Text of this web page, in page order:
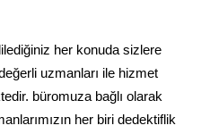
her konuda sizlere
uzmanları ile hizmet
büromuza bağlı olarak
her biri dedektiflik